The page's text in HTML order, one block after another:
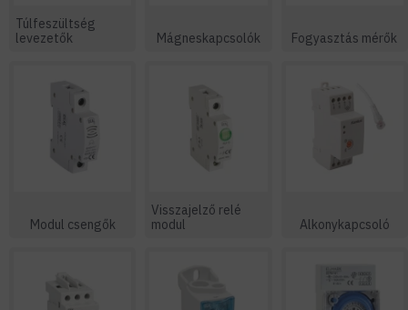
Túlfeszültség
levezetők
Mágneskapcsolók Fogyasztás mérők
Modul csengők
Visszajelző relé
modul
Alkonykapcsoló